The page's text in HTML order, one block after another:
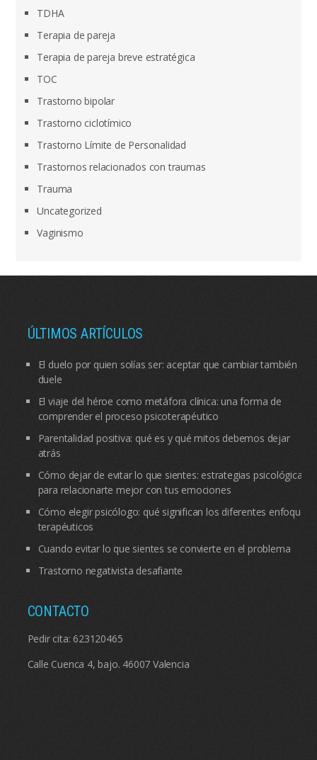
TDHA
Terapia de pareja
Terapia de pareja breve estratégica
TOC
Trastorno bipolar
Trastorno ciclotímico
Trastorno Límite de Personalidad
Trastornos relacionados con traumas
Trauma
Uncategorized
Vaginismo
ÚLTIMOS ARTÍCULOS
El duelo por quien solías ser: aceptar que cambiar también
duele
El viaje del héroe como metáfora clínica: una forma de
comprender el proceso psicoterapéutico
Parentalidad positiva: qué es y qué mitos debemos dejar
atrás
Cómo dejar de evitar lo que sientes: estrategias psicológicas
para relacionarte mejor con tus emociones
Cómo elegir psicólogo: qué significan los diferentes enfoques
terapéuticos
Cuando evitar lo que sientes se convierte en el problema
Trastorno negativista desafiante
CONTACTO
Pedir cita: 623120465
Calle Cuenca 4, bajo. 46007 Valencia